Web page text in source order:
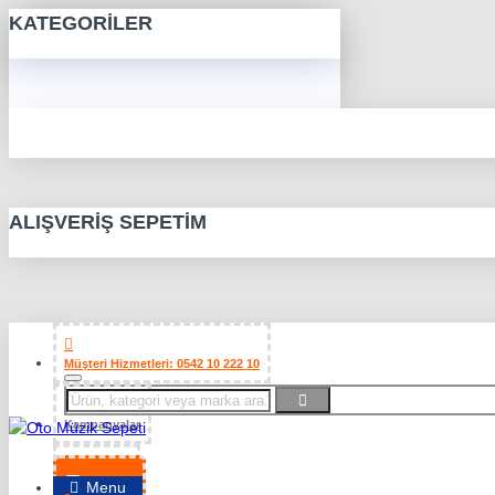
KATEGORILER
ALIŞVERIŞ SEPETIM
Müşteri Hizmetleri: 0542 10 222 10
Kampanyalar
Favorilerim
Menu